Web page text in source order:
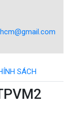
SÁCH